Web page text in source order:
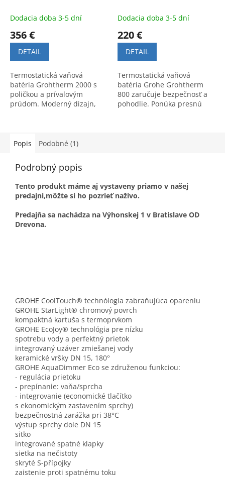
Dodacia doba 3-5 dní
356 €
DETAIL
Termostatická vaňová
batéria Grohtherm 2000 s
poličkou a prívalovým
prúdom. Moderný dizajn,
Dodacia doba 3-5 dní
220 €
DETAIL
Termostatická vaňová
batéria Grohe Grohtherm
800 zaručuje bezpečnosť a
pohodlie. Ponúka presnú
Popis
Podobné (1)
Podrobný popis
Tento produkt máme aj vystaveny priamo v našej
predajni,môžte si ho pozrieť naživo.
Predajňa sa nachádza na Výhonskej 1 v Bratislave OD
Drevona.
GROHE CoolTouch® technólogia zabraňujúca opareniu
GROHE StarLight® chromový povrch
kompaktná kartuša s termoprvkom
GROHE EcoJoy® technológia pre nízku
spotrebu vody a perfektný prietok
integrovaný uzáver zmiešanej vody
keramické vršky DN 15, 180°
GROHE AquaDimmer Eco se združenou funkciou:
- regulácia prietoku
- prepínanie: vaňa/sprcha
- integrovanie (economické tlačítko
s ekonomickým zastavením sprchy)
bezpečnostná zarážka pri 38°C
výstup sprchy dole DN 15
sitko
integrované spatné klapky
sietka na nečistoty
skryté S-přípojky
zaistenie proti spatnému toku